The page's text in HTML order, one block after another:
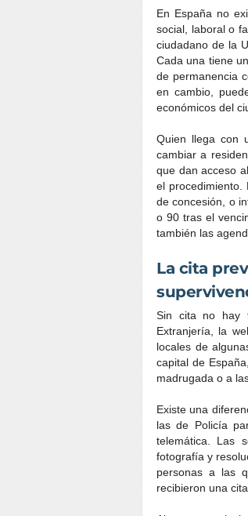
En España no
social, laboral o
ciudadano de la
Cada una tiene
de permanencia
en cambio,
económicos del
Quien llega con
cambiar a
que dan acceso
el procedimiento.
de concesión, o
o 90 tras el
también las
La cita
Sin cita no hay
Extranjería, la
locales de
capital de
madrugada o a
Existe una
las de Policía
telemática. Las
fotografía y
personas a las
recibieron una